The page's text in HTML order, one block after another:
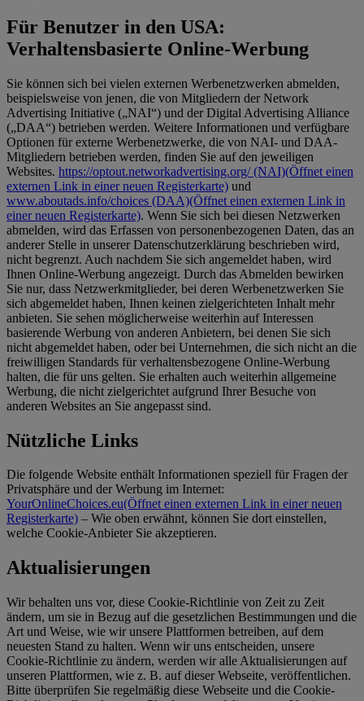
Für Benutzer in den USA:
Verhaltensbasierte Online-Werbung
Sie können sich bei vielen externen Werbenetzwerken abmelden,
beispielsweise von jenen, die von Mitgliedern der Network
Advertising Initiative („NAI“) und der Digital Advertising Alliance
(„DAA“) betrieben werden. Weitere Informationen und verfügbare
Optionen für externe Werbenetzwerke, die von NAI- und DAA-
Mitgliedern betrieben werden, finden Sie auf den jeweiligen
Websites. https://optout.networkadvertising.org/ (NAI)(Öffnet einen
externen Link in einer neuen Registerkarte) und
www.aboutads.info/choices (DAA)(Öffnet einen externen Link in
einer neuen Registerkarte). Wenn Sie sich bei diesen Netzwerken
abmelden, wird das Erfassen von personenbezogenen Daten, das an
anderer Stelle in unserer Datenschutzerklärung beschrieben wird,
nicht begrenzt. Auch nachdem Sie sich angemeldet haben, wird
Ihnen Online-Werbung angezeigt. Durch das Abmelden bewirken
Sie nur, dass Netzwerkmitglieder, bei deren Werbenetzwerken Sie
sich abgemeldet haben, Ihnen keinen zielgerichteten Inhalt mehr
anbieten. Sie sehen möglicherweise weiterhin auf Interessen
basierende Werbung von anderen Anbietern, bei denen Sie sich
nicht abgemeldet haben, oder bei Unternehmen, die sich nicht an die
freiwilligen Standards für verhaltensbezogene Online-Werbung
halten, die für uns gelten. Sie erhalten auch weiterhin allgemeine
Werbung, die nicht zielgerichtet aufgrund Ihrer Besuche von
anderen Websites an Sie angepasst sind.
Nützliche Links
Die folgende Website enthält Informationen speziell für Fragen der
Privatsphäre und der Werbung im Internet:
YourOnlineChoices.eu(Öffnet einen externen Link in einer neuen
Registerkarte) – Wie oben erwähnt, können Sie dort einstellen,
welche Cookie-Anbieter Sie akzeptieren.
Aktualisierungen
Wir behalten uns vor, diese Cookie-Richtlinie von Zeit zu Zeit
ändern, um sie in Bezug auf die gesetzlichen Bestimmungen und die
Art und Weise, wie wir unsere Plattformen betreiben, auf dem
neuesten Stand zu halten. Wenn wir uns entscheiden, unsere
Cookie-Richtlinie zu ändern, werden wir alle Aktualisierungen auf
unseren Plattformen, wie z. B. auf dieser Webseite, veröffentlichen.
Bitte überprüfen Sie regelmäßig diese Webseite und die Cookie-